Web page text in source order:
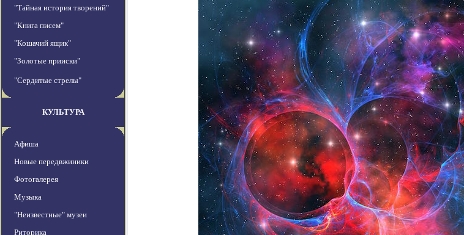
"Тайная история творений"
"Книга писем"
"Кошачий ящик"
"Золотые прииски"
"Сердитые стрелы"
КУЛЬТУРА
Афиша
Новые передвжиники
Фотогалерея
Музыка
"Неизвестные" музеи
Риторика